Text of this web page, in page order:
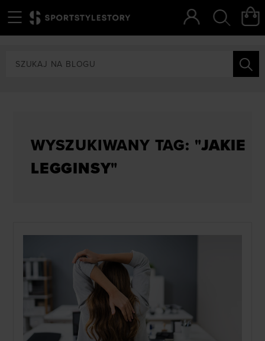
WYSZUKIWANY TAG: "JAKIE
LEGGINSY"